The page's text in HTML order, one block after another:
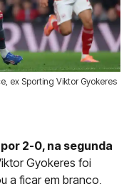
ex Sporting Viktor Gyokeres
2-0, na segunda
Gyokeres foi
a ficar em branco,